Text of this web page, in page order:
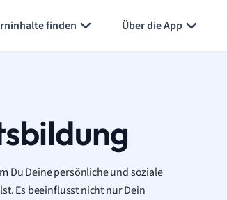
finden Über die App
Du Deine persönliche und soziale
Es beeinflusst nicht nur Dein